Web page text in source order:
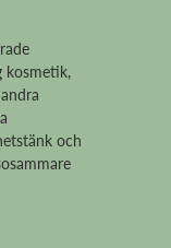
kosmetik,
och